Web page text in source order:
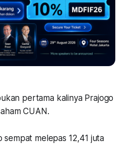
pertama kalinya Prajogo
CUAN.
sempat melepas 12,41 juta